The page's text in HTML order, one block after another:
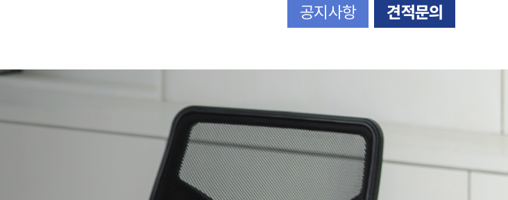
공지사항 견적문의